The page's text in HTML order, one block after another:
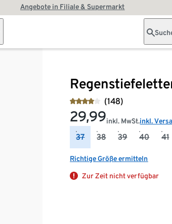
Angebote in Filiale & Supermarkt
(148)
29,99inkl. MwSt.inkl.
37 38 39 40 41
Richtige Größe ermitteln
Zur Zeit nicht verfügbar